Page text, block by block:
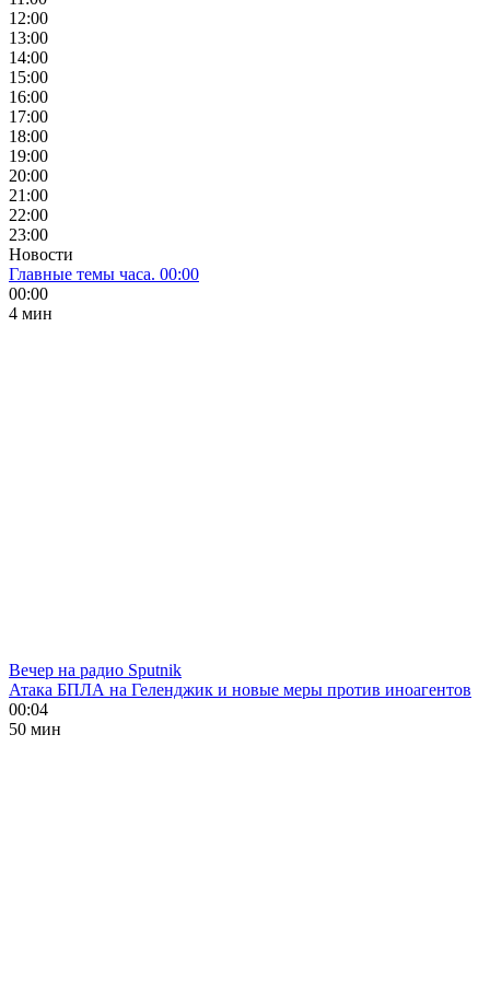
12:00
13:00
14:00
15:00
16:00
17:00
18:00
19:00
20:00
21:00
22:00
23:00
Новости
Главные темы часа. 00:00
00:00
4 мин
Вечер на радио Sputnik
Атака БПЛА на Геленджик и новые меры против иноагентов
00:04
50 мин